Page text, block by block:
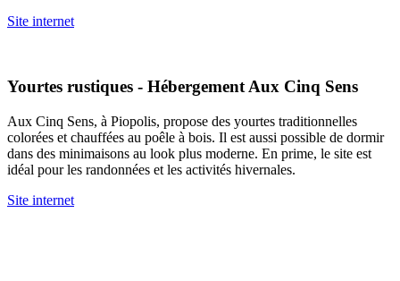
Site internet
Yourtes rustiques - Hébergement Aux Cinq Sens
Aux Cinq Sens, à Piopolis, propose des yourtes traditionnelles
colorées et chauffées au poêle à bois. Il est aussi possible de dormir
dans des minimaisons au look plus moderne. En prime, le site est
idéal pour les randonnées et les activités hivernales.
Site internet